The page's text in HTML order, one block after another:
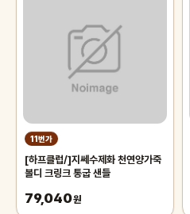
11번가
[하프클럽/]지쎄수제화 천연양가죽
볼디 크링크 통굽 샌들
79,040원